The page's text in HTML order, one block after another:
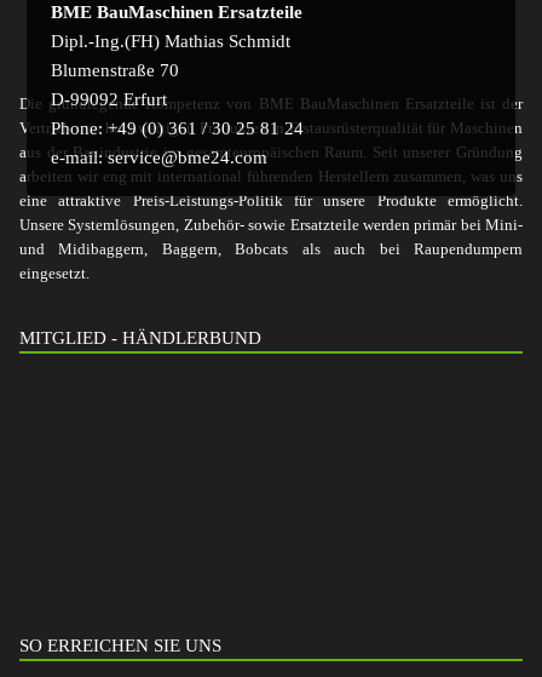
BME BauMaschinen Ersatzteile
Dipl.-Ing.(FH) Mathias Schmidt
Blumenstraße 70
D-99092 Erfurt
Phone: +49 (0) 361 / 30 25 81 24
e-mail: service@bme24.com
Die grundlegende Kompetenz von BME BauMaschinen Ersatzteile ist der
Vertrieb von hochwertigen Produkten in Erstausrüsterqualität für Maschinen
aus der Bauindustrie im gesamteuropäischen Raum. Seit unserer Gründung
arbeiten wir eng mit international führenden Herstellern zusammen, was uns
eine attraktive Preis-Leistungs-Politik für unsere Produkte ermöglicht.
Unsere Systemlösungen, Zubehör- sowie Ersatzteile werden primär bei Mini-
und Midibaggern, Baggern, Bobcats als auch bei Raupendumpern
eingesetzt.
MITGLIED - HÄNDLERBUND
SO ERREICHEN SIE UNS